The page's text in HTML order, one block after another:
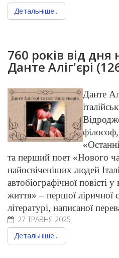
Детальніше...
760 років від
Данте Аліг'єрі
Данте
філософ,
та перший поет «Нового
найосвіченіших людей
автобіографічної повісті
життя» – першої ліричної
літературі, написаної
27 ТРАВНЯ 2025
Детальніше...